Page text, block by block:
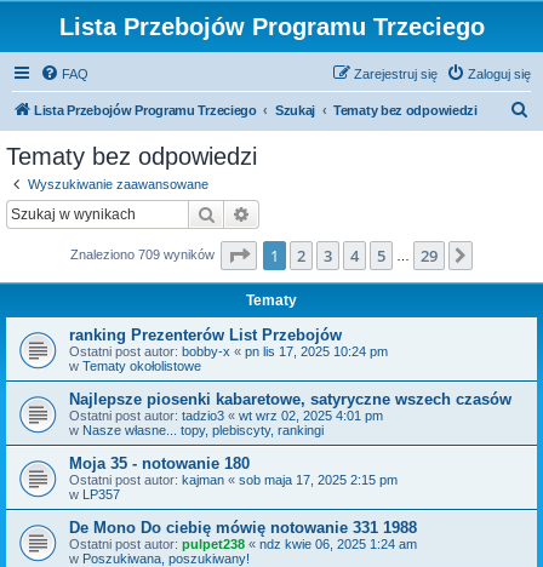
Lista Przebojów Programu Trzeciego
FAQ Zaloguj się
Zarejestruj się
Lista Przebojów Programu Trzeciego Szukaj Tematy bez odpowiedzi
Tematy bez odpowiedzi
Wyszukiwanie zaawansowane
Szukaj
Znaleziono 709 wyników Strona z29
1 2 3 4 5 29
Tematy
ranking Prezenterów List Przebojów
Ostatni post autor: bobby-x « pn lis 17, 2025 10:24 pm
w Tematy okołolistowe
Najlepsze piosenki kabaretowe, satyryczne wszech czasów
Ostatni post autor: tadzio3 « wt wrz 02, 2025 4:01 pm
w Nasze własne... topy, plebiscyty, rankingi
Moja 35 - notowanie 180
Ostatni post autor: kajman « sob maja 17, 2025 2:15 pm
w LP357
De Mono Do ciebię mówię notowanie 331 1988
Ostatni post autor: pulpet238 « ndz kwie 06, 2025 1:24 am
w Poszukiwana, poszukiwany!